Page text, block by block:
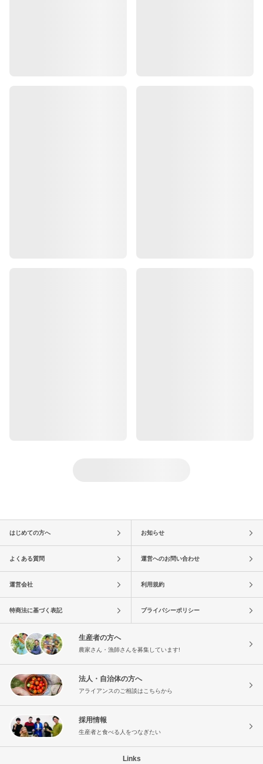
はじめての方へ お知らせ
よくある質問 運営へのお問い合わせ
運営会社 利用規約
特商法に基づく表記 プライバシーポリシー
生産者の方へ
農家さん・漁師さんを募集しています!
法人・自治体の方へ
アライアンスのご相談はこちらから
採用情報
生産者と食べる人をつなぎたい
Links